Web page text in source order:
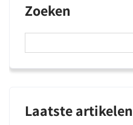
Zoeken
Laatste artikelen